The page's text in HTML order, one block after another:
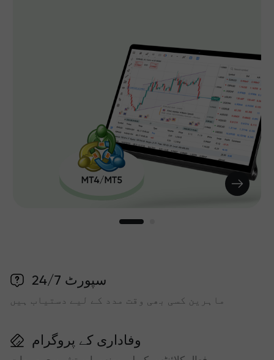
سپورٹ 24/7
ماہرین کسی بھی وقت مدد کے لیے دستیاب ہیں
وفاداری کے پروگرام